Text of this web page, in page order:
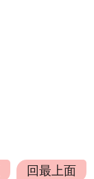
回最上面